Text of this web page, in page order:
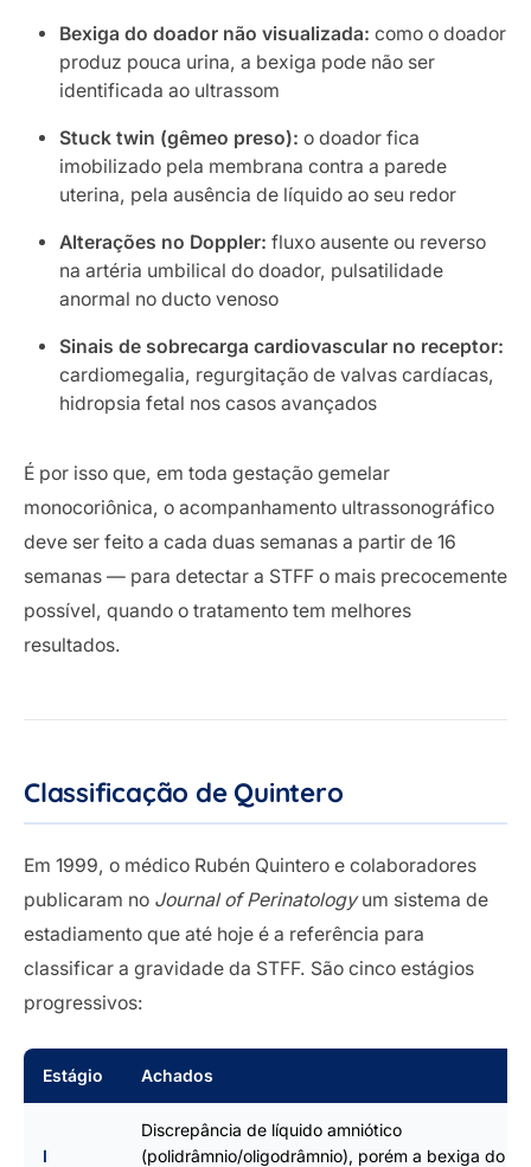
Bexiga do doador não visualizada: como o doador
produz pouca urina, a bexiga pode não ser
identificada ao ultrassom
Stuck twin (gêmeo preso): o doador fica
imobilizado pela membrana contra a parede
uterina, pela ausência de líquido ao seu redor
Alterações no Doppler: fluxo ausente ou reverso
na artéria umbilical do doador, pulsatilidade
anormal no ducto venoso
Sinais de sobrecarga cardiovascular no receptor:
cardiomegalia, regurgitação de valvas cardíacas,
hidropsia fetal nos casos avançados
É por isso que, em toda gestação gemelar
monocoriônica, o acompanhamento ultrassonográfico
deve ser feito a cada duas semanas a partir de 16
semanas — para detectar a STFF o mais precocemente
possível, quando o tratamento tem melhores
resultados.
Classificação de Quintero
Em 1999, o médico Rubén Quintero e colaboradores
publicaram no Journal of Perinatologyum sistema de
estadiamento que até hoje é a referência para
classificar a gravidade da STFF. São cinco estágios
progressivos:
Estágio Achados
I
Discrepância de líquido amniótico
(polidrâmnio/oligodrâmnio), porém a bexiga do